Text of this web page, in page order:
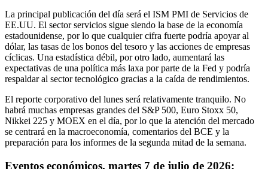
La principal publicación del día será el ISM PMI de Servicios de
EE.UU. El sector servicios sigue siendo la base de la economía
estadounidense, por lo que cualquier cifra fuerte podría apoyar al
dólar, las tasas de los bonos del tesoro y las acciones de empresas
cíclicas. Una estadística débil, por otro lado, aumentará las
expectativas de una política más laxa por parte de la Fed y podría
respaldar al sector tecnológico gracias a la caída de rendimientos.
El reporte corporativo del lunes será relativamente tranquilo. No
habrá muchas empresas grandes del S&P 500, Euro Stoxx 50,
Nikkei 225 y MOEX en el día, por lo que la atención del mercado
se centrará en la macroeconomía, comentarios del BCE y la
preparación para los informes de la segunda mitad de la semana.
Eventos económicos, martes 7 de julio de 2026: